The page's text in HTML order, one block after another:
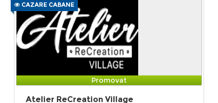
CAZARE CABANE
Promovat
Atelier ReCreation Village